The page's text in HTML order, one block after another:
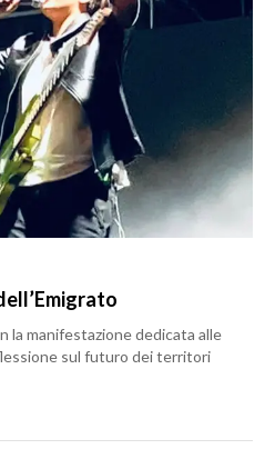
la manifestazione dedicata alle
sul futuro dei territori